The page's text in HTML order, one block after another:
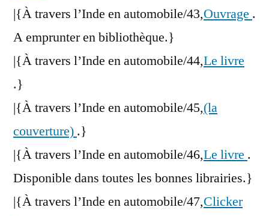
|{À travers l’Inde en automobile/43,Ouvrage .
A emprunter en bibliothèque.}
|{À travers l’Inde en automobile/44,Le livre
.}
|{À travers l’Inde en automobile/45,(la
couverture) .}
|{À travers l’Inde en automobile/46,Le livre .
Disponible dans toutes les bonnes librairies.}
|{À travers l’Inde en automobile/47,Clicker